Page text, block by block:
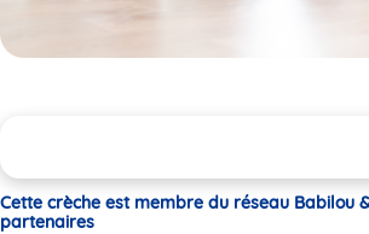
Cette crèche est membre du réseau Babilou
partenaires